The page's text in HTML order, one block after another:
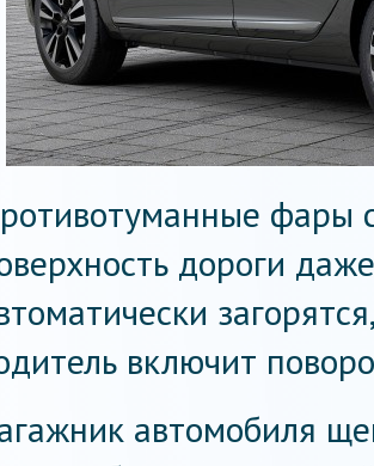
фары
дороги
включит
автомобиля